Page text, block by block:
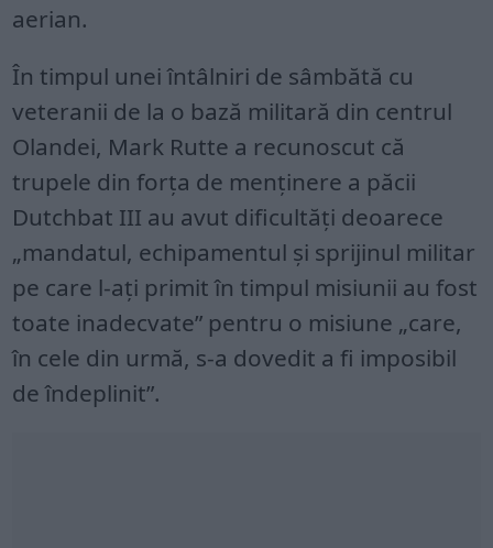
aerian.
În timpul unei întâlniri de sâmbătă cu
veteranii de la o bază militară din centrul
Olandei, Mark Rutte a recunoscut că
trupele din forța de menținere a păcii
Dutchbat III au avut dificultăți deoarece
„mandatul, echipamentul și sprijinul militar
pe care l-ați primit în timpul misiunii au fost
toate inadecvate” pentru o misiune „care,
în cele din urmă, s-a dovedit a fi imposibil
de îndeplinit”.